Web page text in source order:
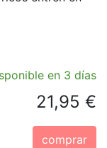
en 3 días
21,95 €
comprar